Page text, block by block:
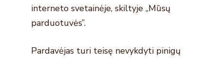
interneto svetainėje, skiltyje „Mūsų
parduotuvės”.
Pardavėjas turi teisę nevykdyti pinigų